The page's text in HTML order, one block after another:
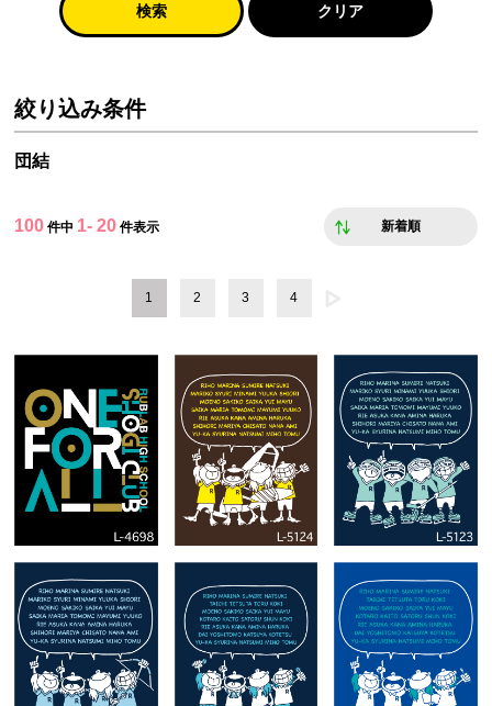
検索 クリア
絞り込み条件
団結
100 件中 1- 20 件表示 新着順
1 2 3 4